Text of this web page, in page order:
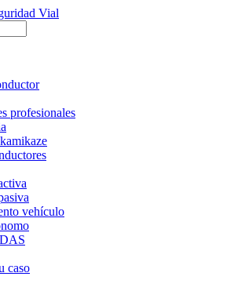
profesionales
vehículo
caso